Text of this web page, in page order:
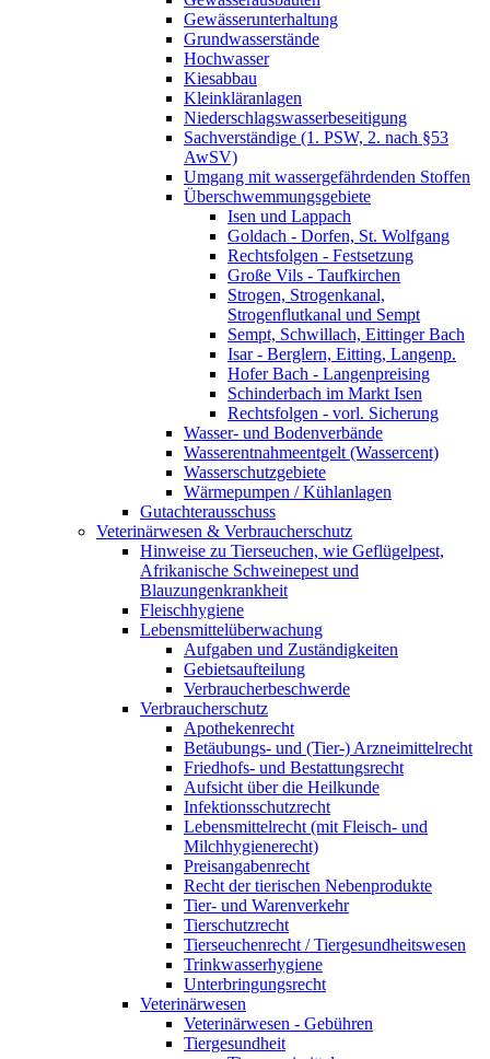
Gewässerunterhaltung
Grundwasserstände
Hochwasser
Kiesabbau
Kleinkläranlagen
Niederschlagswasserbeseitigung
Sachverständige (1. PSW, 2. nach §53
AwSV)
Umgang mit wassergefährdenden Stoffen
Überschwemmungsgebiete
Isen und Lappach
Goldach - Dorfen, St. Wolfgang
Rechtsfolgen - Festsetzung
Große Vils - Taufkirchen
Strogen, Strogenkanal,
Strogenflutkanal und Sempt
Sempt, Schwillach, Eittinger Bach
Isar - Berglern, Eitting, Langenp.
Hofer Bach - Langenpreising
Schinderbach im Markt Isen
Rechtsfolgen - vorl. Sicherung
Wasser- und Bodenverbände
Wasserentnahmeentgelt (Wassercent)
Wasserschutzgebiete
Wärmepumpen / Kühlanlagen
Gutachterausschuss
Veterinärwesen & Verbraucherschutz
Hinweise zu Tierseuchen, wie Geflügelpest,
Afrikanische Schweinepest und
Blauzungenkrankheit
Fleischhygiene
Lebensmittelüberwachung
Aufgaben und Zuständigkeiten
Gebietsaufteilung
Verbraucherbeschwerde
Verbraucherschutz
Apothekenrecht
Betäubungs- und (Tier-) Arzneimittelrecht
Friedhofs- und Bestattungsrecht
Aufsicht über die Heilkunde
Infektionsschutzrecht
Lebensmittelrecht (mit Fleisch- und
Milchhygienerecht)
Preisangabenrecht
Recht der tierischen Nebenprodukte
Tier- und Warenverkehr
Tierschutzrecht
Tierseuchenrecht / Tiergesundheitswesen
Trinkwasserhygiene
Unterbringungsrecht
Veterinärwesen
Veterinärwesen - Gebühren
Tiergesundheit